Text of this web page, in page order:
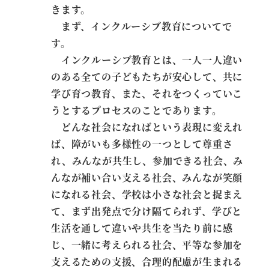
きます。
まず、インクルーシブ教育についてで
す。
インクルーシブ教育とは、一人一人違い
のある全ての子どもたちが安心して、共に
学び育つ教育、また、それをつくっていこ
うとするプロセスのことであります。
どんな社会になればという表現に変えれ
ば、障がいも多様性の一つとして尊重さ
れ、みんなが共生し、参加できる社会、み
んなが補い合い支える社会、みんなが笑顔
になれる社会、学校は小さな社会と捉まえ
て、まず出発点で分け隔てられず、学びと
生活を通して違いや共生を当たり前に感
じ、一緒に考えられる社会、平等な参加を
支えるための支援、合理的配慮が生まれる